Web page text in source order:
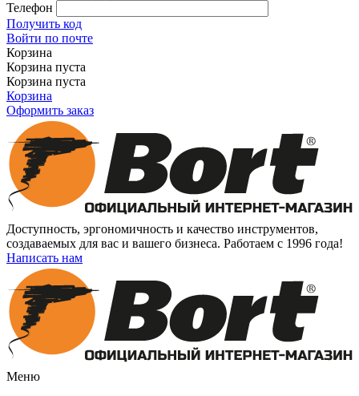
Телефон
Получить код
Войти по почте
Корзина
Корзина пуста
Корзина пуста
Корзина
Оформить заказ
Доступность, эргономичность и качество инструментов,
создаваемых для вас и вашего бизнеса. Работаем с 1996 года!
Написать нам
Меню